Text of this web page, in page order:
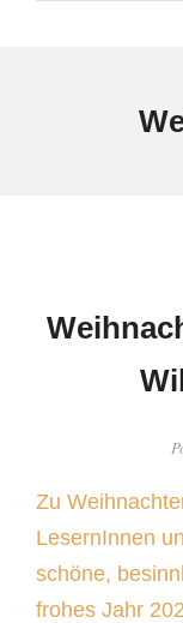
Zu
LesernInnen
schöne,
frohes Jahr